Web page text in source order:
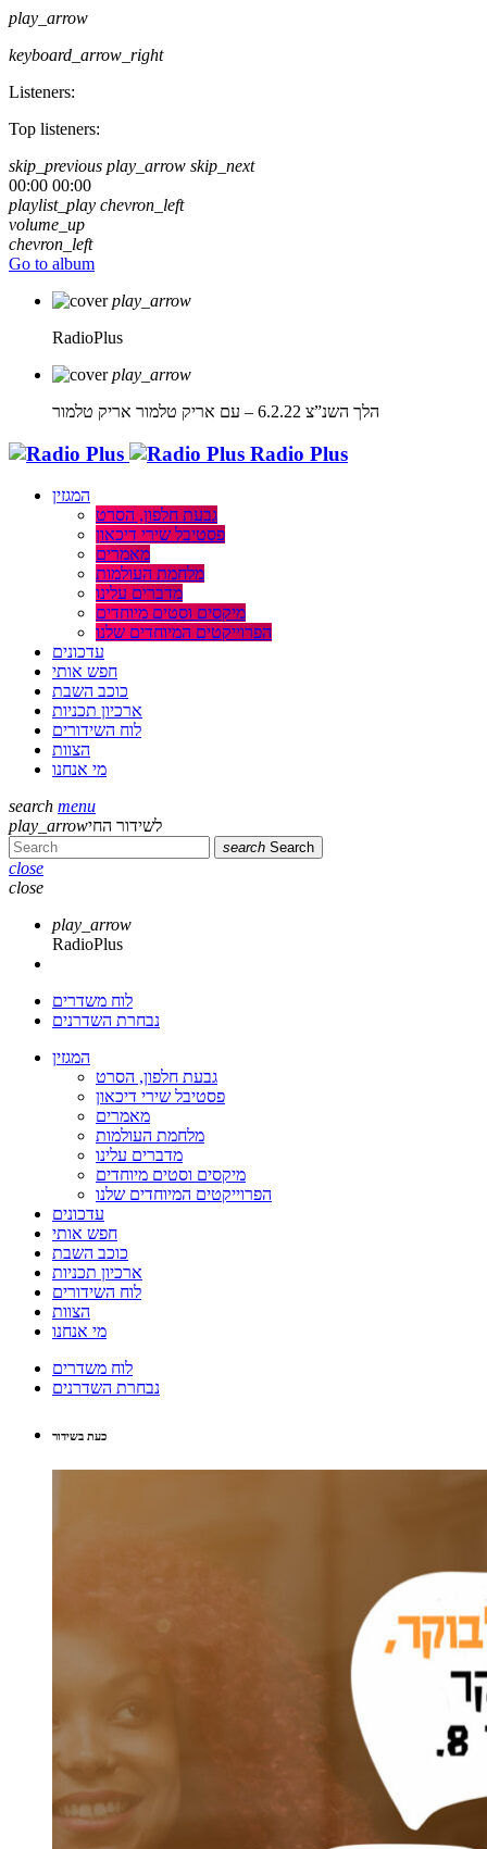
play_arrow
keyboard_arrow_right
Listeners:
Top listeners:
skip_previous play_arrow skip_next
00:00 00:00
playlist_play chevron_left
volume_up
chevron_left
Go to album
play_arrow
RadioPlus
play_arrow
הלך השנ”צ 6.2.22 – עם אריק טלמור
אריק טלמור
Radio Plus
המגזין
גבעת חלפון, הסרט
פסטיבל שירי דיכאון
מאמרים
מלחמת העולמות
מדברים עלינו
מיקסים וסטים מיוחדים
הפרוייקטים המיוחדים שלנו
עדכונים
חפש אותי
כוכב השבת
ארכיון תכניות
לוח השידורים
הצוות
מי אנחנו
search menu
play_arrowלשידור החי
search Search
close
close
play_arrow
RadioPlus
לוח משדרים
נבחרת השדרנים
המגזין
גבעת חלפון, הסרט
פסטיבל שירי דיכאון
מאמרים
מלחמת העולמות
מדברים עלינו
מיקסים וסטים מיוחדים
הפרוייקטים המיוחדים שלנו
עדכונים
חפש אותי
כוכב השבת
ארכיון תכניות
לוח השידורים
הצוות
מי אנחנו
לוח משדרים
נבחרת השדרנים
כעת בשידור